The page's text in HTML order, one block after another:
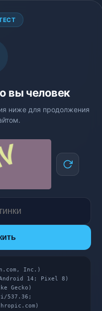
вы человек
ниже для продолжения
Inc.)
14; Pixel 8)
Gecko)
537.36;